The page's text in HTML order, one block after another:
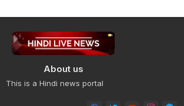
About us
This is a Hindi news portal